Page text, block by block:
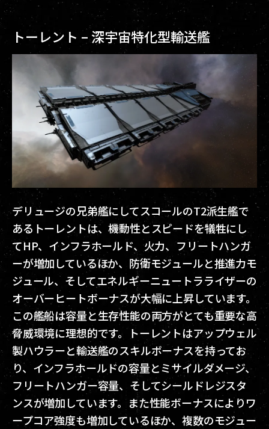
トーレント – 深宇宙特化型輸送艦
デリュージの兄弟艦にしてスコールのT2派生艦で
あるトーレントは、機動性とスピードを犠牲にし
てHP、インフラホールド、火力、フリートハンガ
ーが増加しているほか、防衛モジュールと推進力モ
ジュール、そしてエネルギーニュートラライザーの
オーバーヒートボーナスが大幅に上昇しています。
この艦船は容量と生存性能の両方がとても重要な高
脅威環境に理想的です。トーレントはアップウェル
製ハウラーと輸送艦のスキルボーナスを持ってお
り、インフラホールドの容量とミサイルダメージ、
フリートハンガー容量、そしてシールドレジスタ
ンスが増加しています。また性能ボーナスによりワ
ープコア強度も増加しているほか、複数のモジュー